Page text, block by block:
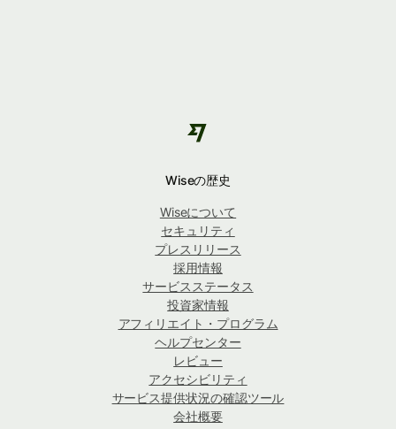
Wiseの歴史
Wiseについて
セキュリティ
プレスリリース
採用情報
サービスステータス
投資家情報
アフィリエイト・プログラム
ヘルプセンター
レビュー
アクセシビリティ
サービス提供状況の確認ツール
会社概要